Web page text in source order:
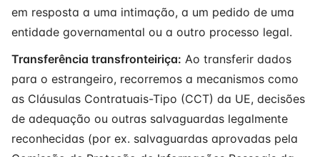
em resposta a uma intimação, a um pedido de uma
entidade governamental ou a outro processo legal.
Transferência transfronteiriça: Ao transferir dados
para o estrangeiro, recorremos a mecanismos como
as Cláusulas Contratuais-Tipo (CCT) da UE, decisões
de adequação ou outras salvaguardas legalmente
reconhecidas (por ex. salvaguardas aprovadas pela